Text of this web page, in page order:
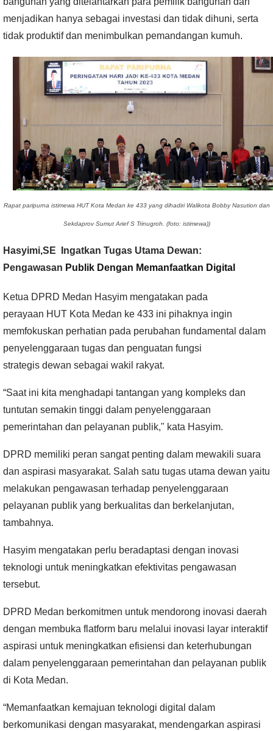
menjadikan hanya sebagai investasi dan tidak dihuni, serta
tidak produktif dan menimbulkan pemandangan kumuh.
Rapat paripurna istimewa HUT Kota Medan ke 433 yang dihadiri Walikota Bobby Nasution dan
Sekdaprov Sumut Arief S Trinugroh . (foto: istimewa))
Hasyimi,SE Ingatkan Tugas Utama Dewan:
Pengawasan Publik Dengan Memanfaatkan Digital
Ketua DPRD Medan Hasyim mengatakan pada
perayaan HUT Kota Medan ke 433 ini pihaknya ingin
memfokuskan perhatian pada perubahan fundamental dalam
penyelenggaraan tugas dan penguatan fungsi
strategis dewan sebagai wakil rakyat.
“Saat ini kita menghadapi tantangan yang kompleks dan
tuntutan semakin tinggi dalam penyelenggaraan
pemerintahan dan pelayanan publik," kata Hasyim.
DPRD memiliki peran sangat penting dalam mewakili suara
dan aspirasi masyarakat. Salah satu tugas utama dewan yaitu
melakukan pengawasan terhadap penyelenggaraan
pelayanan publik yang berkualitas dan berkelanjutan,
tambahnya.
Hasyim mengatakan perlu beradaptasi dengan inovasi
teknologi untuk meningkatkan efektivitas pengawasan
tersebut.
DPRD Medan berkomitmen untuk mendorong inovasi daerah
dengan membuka flatform baru melalui inovasi layar interaktif
aspirasi untuk meningkatkan efisiensi dan keterhubungan
dalam penyelenggaraan pemerintahan dan pelayanan publik
di Kota Medan.
“Memanfaatkan kemajuan teknologi digital dalam
berkomunikasi dengan masyarakat, mendengarkan aspirasi